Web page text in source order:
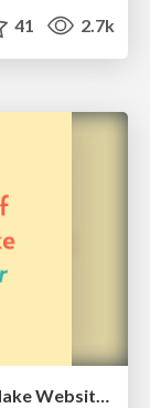
41 2.7k
Let's Do A Bunch of Simple Stuff to Make Websites Faster